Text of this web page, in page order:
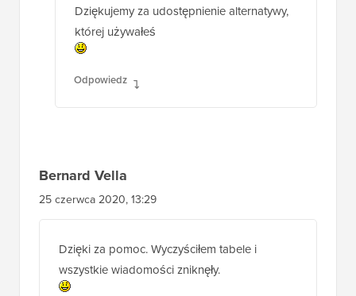
Dziękujemy za udostępnienie alternatywy,
której używałeś
Odpowiedz
Bernard Vella
25 czerwca 2020, 13:29
Dzięki za pomoc. Wyczyściłem tabele i
wszystkie wiadomości zniknęły.